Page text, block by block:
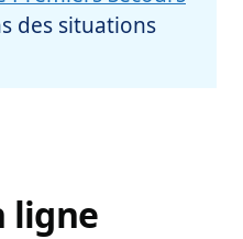
des situations
ligne